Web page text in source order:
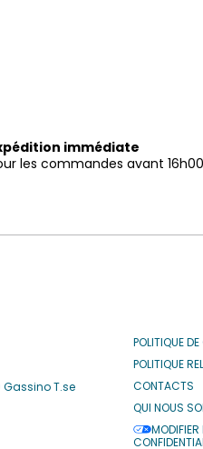
immédiate
les commandes avant 16h00
T.se
POLITIQUE
POLITIQUE
CONTACTS
QUI NOUS
MODIFIER